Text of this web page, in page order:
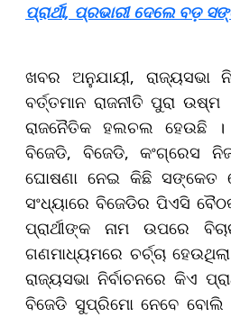
ପ୍ରାର୍ଥୀ, ପ୍ରଭାରୀ ଦେଲେ ବଡ଼
ଖବର ଅନୁଯାୟୀ, ରାଜ୍ୟସଭା
ବର୍ତ୍ତମାନ ରାଜନୀତି ପୁରା
ରାଜନୈତିକ ହଲଚଲ ହେଉଛି
ବିଜେଡି, ବିଜେଡି, କଂଗ୍ରେସ ନିଜ
ଘୋଷଣା ନେଇ କିଛି ସଙ୍କେତ
ସଂଧ୍ୟାରେ ବିଜେଡିର ପିଏସି
ପ୍ରାର୍ଥୀଙ୍କ ନାମ ଉପରେ
ଗଣମାଧ୍ୟମରେ ଚର୍ଚ୍ଚା
ରାଜ୍ୟସଭା ନିର୍ବାଚନରେ କିଏ
ବିଜେଡି ସୁପ୍ରିମୋ ନେବେ